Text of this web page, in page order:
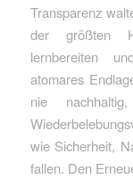
Transparenz
der größten
lernbereiten
atomares
nie
wie Sicherheit,
fallen. Den